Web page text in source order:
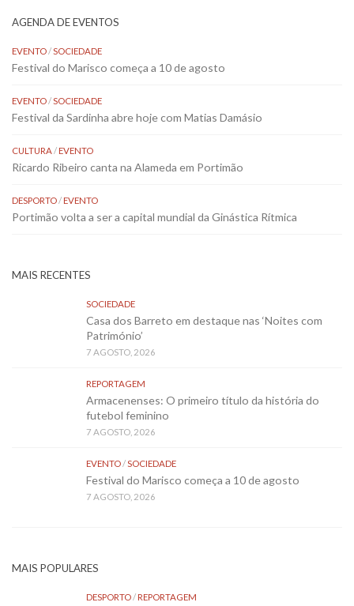
AGENDA DE EVENTOS
EVENTO/SOCIEDADE
Festival do Marisco começa a 10 de agosto
EVENTO/SOCIEDADE
Festival da Sardinha abre hoje com Matias Damásio
CULTURA/EVENTO
Ricardo Ribeiro canta na Alameda em Portimão
DESPORTO/EVENTO
Portimão volta a ser a capital mundial da Ginástica Rítmica
MAIS RECENTES
SOCIEDADE
Casa dos Barreto em destaque nas ‘Noites com
Património’
7 AGOSTO, 2026
REPORTAGEM
Armacenenses: O primeiro título da história do
futebol feminino
7 AGOSTO, 2026
EVENTO/SOCIEDADE
Festival do Marisco começa a 10 de agosto
7 AGOSTO, 2026
MAIS POPULARES
DESPORTO/REPORTAGEM